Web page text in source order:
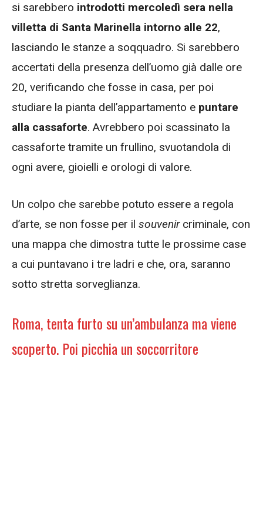
si sarebbero introdotti mercoledì sera nella
villetta di Santa Marinella intorno alle 22,
lasciando le stanze a soqquadro. Si sarebbero
accertati della presenza dell’uomo già dalle ore
20, verificando che fosse in casa, per poi
studiare la pianta dell’appartamento e puntare
alla cassaforte. Avrebbero poi scassinato la
cassaforte tramite un frullino, svuotandola di
ogni avere, gioielli e orologi di valore.
Un colpo che sarebbe potuto essere a regola
d’arte, se non fosse per il souvenircriminale, con
una mappa che dimostra tutte le prossime case
a cui puntavano i tre ladri e che, ora, saranno
sotto stretta sorveglianza.
Roma, tenta furto su un’ambulanza ma viene
scoperto. Poi picchia un soccorritore